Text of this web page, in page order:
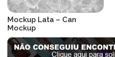
Mockup Lata – Can
Mockup
R$19.90